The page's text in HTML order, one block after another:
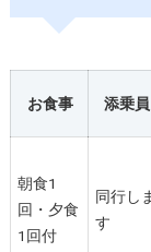
お食事 添乗員
朝食1
回・夕食
1回付
同行し
す